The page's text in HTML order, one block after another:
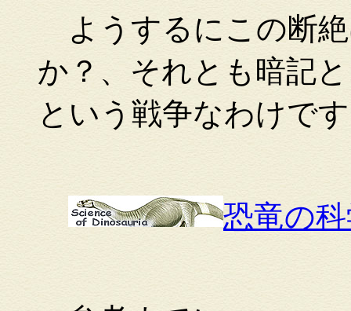
ようするにこの断
か？、それとも暗記
という戦争なわけで
恐竜の